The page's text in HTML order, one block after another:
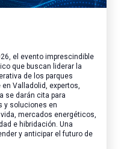
el evento imprescindible
que buscan liderar la
de los parques
Valladolid, expertos,
se darán cita para
y soluciones en
mercados energéticos,
e hibridación. Una
y anticipar el futuro de